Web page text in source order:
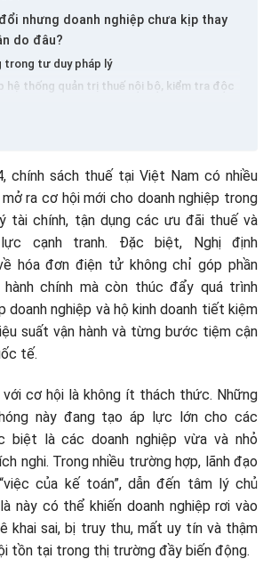
nhưng doanh nghiệp chưa kịp thay
do đâu?
trong tư duy pháp lý
hệ thống quản trị thuế nội bộ, kiểm tra độc
đổi song hành cùng Luật thuế
không “chữa cháy”
đối thoại đa chiều
lực nội bộ và công nghệ
dựa trên dữ liệu
quản trị bài bản
thức kinh doanh – lợi thế chiến lược
động
chính sách thuế tại Việt Nam có nhiều
ra cơ hội mới cho doanh nghiệp trong
tài chính, tận dụng các ưu đãi thuế và
cạnh tranh. Đặc biệt, Nghị định
hóa đơn điện tử không chỉ góp phần
chính mà còn thúc đẩy quá trình
doanh nghiệp và hộ kinh doanh tiết kiệm
suất vận hành và từng bước tiệm cận
tế.
với cơ hội là không ít thách thức. Những
này đang tạo áp lực lớn cho các
biệt là các doanh nghiệp vừa và nhỏ
nghi. Trong nhiều trường hợp, lãnh đạo
của kế toán”, dẫn đến tâm lý chủ
này có thể khiến doanh nghiệp rơi vào
khai sai, bị truy thu, mất uy tín và thậm
tồn tại trong thị trường đầy biến động.